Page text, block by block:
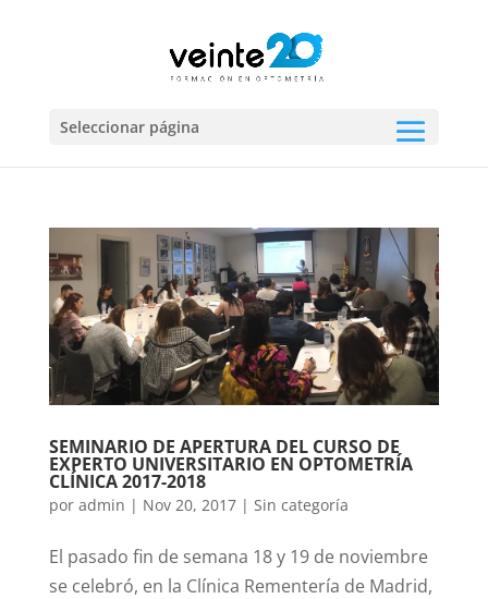
Seleccionar página
SEMINARIO DE APERTURA DEL CURSO DE
EXPERTO UNIVERSITARIO EN OPTOMETRÍA
CLÍNICA 2017-2018
por admin | Nov 20, 2017| Sin categoría
El pasado fin de semana 18 y 19 de noviembre
se celebró, en la Clínica Rementería de Madrid,